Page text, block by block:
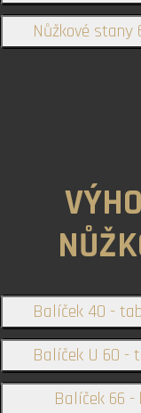
Nůžkové stany
Balíček 40 -
Balíček U 60 -
Balíček 66